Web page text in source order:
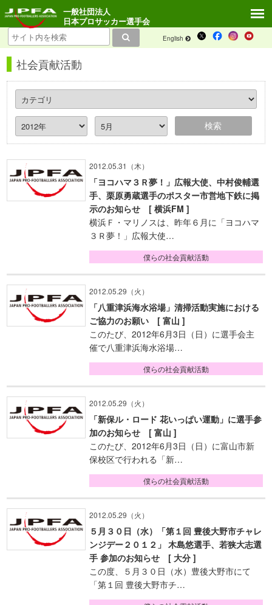
English
一般社団法人
日本プロサッカー選手会
社会貢献活動
2012.05.31（木）
「ヨコハマ３Ｒ夢！」広報大使、中村俊輔選
手、栗原勇蔵選手のポスター市営地下鉄に掲
示のお知らせ [ 横浜FM ]
横浜Ｆ・マリノスは、昨年６月に「ヨコハマ
３Ｒ夢！」広報大使…
僕らの社会貢献活動
2012.05.29（火）
「八重津浜海水浴場」清掃活動実施における
ご協力のお願い [ 富山 ]
このたび、2012年6月3日（日）に選手会主
催で八重津浜海水浴場…
僕らの社会貢献活動
2012.05.29（火）
「新保ル・ロード 花いっぱい運動」に選手参
加のお知らせ [ 富山 ]
このたび、2012年6月3日（日）に富山市新
保校区で行われる「新…
僕らの社会貢献活動
2012.05.29（火）
５月３０日（水）「第１回 豊後大野市チャレ
ンジデー２０１２」 木島悠選手、若狭大志選
手 参加のお知らせ [ 大分 ]
この度、５月３０日（水）豊後大野市にて
「第１回 豊後大野市チ…